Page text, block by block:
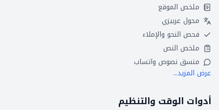
ملخص الموقع
محول عربيزي
فحص النحو والإملاء
ملخص النص
منسق نصوص واتساب
عرض المزيد...
أدوات الوقت والتنظيم